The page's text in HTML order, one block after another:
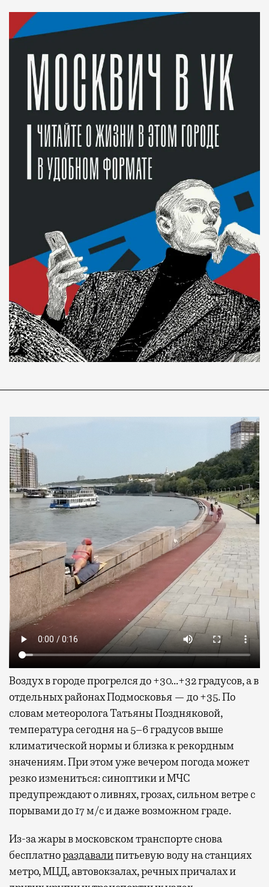
Воздух в городе прогрелся до +30…+32 градусов, а в
отдельных районах Подмосковья — до +35. По
словам метеоролога Татьяны Поздняковой,
температура сегодня на 5–6 градусов выше
климатической нормы и близка к рекордным
значениям. При этом уже вечером погода может
резко измениться: синоптики и МЧС
предупреждают о ливнях, грозах, сильном ветре с
порывами до 17 м/с и даже возможном граде.
Из-за жары в московском транспорте снова
бесплатнораздавалипитьевую воду на станциях
метро, МЦД, автовокзалах, речных причалах и